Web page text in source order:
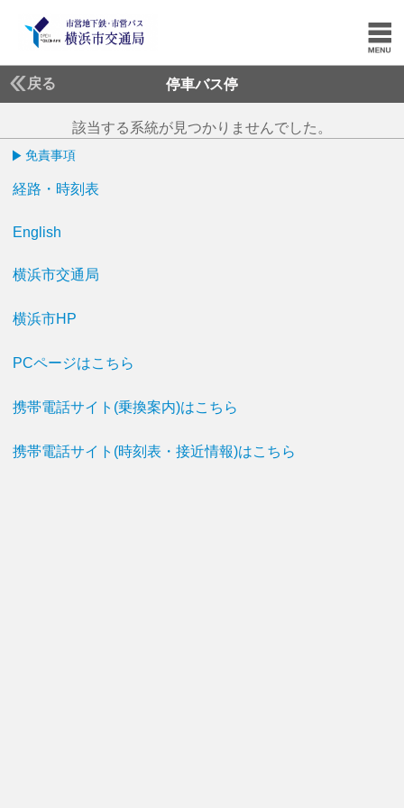
戻る 停車バス停
該当する系統が見つかりませんでした。
免責事項
経路・時刻表
English
横浜市交通局
横浜市HP
PCページはこちら
携帯電話サイト(乗換案内)はこちら
携帯電話サイト(時刻表・接近情報)はこちら